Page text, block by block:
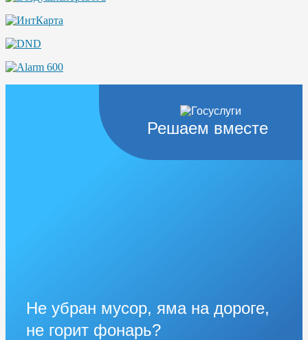
Решаем вместе
Не убран мусор, яма на дороге,
не горит фонарь?